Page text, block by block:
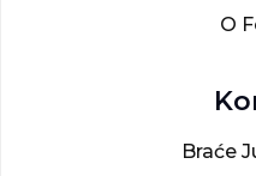
O
Braće